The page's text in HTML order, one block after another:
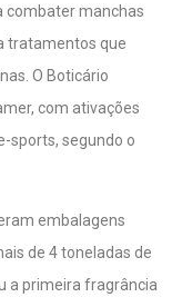
combater manchas
tratamentos que
O Boticário
com ativações
sports, segundo o
embalagens
de 4 toneladas de
a primeira fragrância